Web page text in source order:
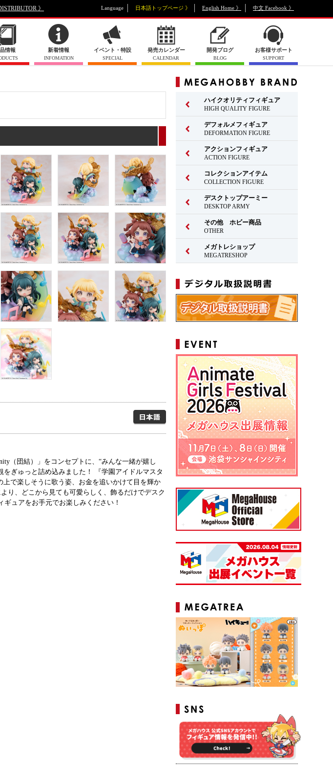
》 Language 日本語トップページ 》 English Home 》 中文 Facebook 》
情報 新着情報
INFOMATION
イベント・特設
SPECIAL
発売カレンダー
CALENDAR
開発ブログ
BLOG
お客様サポート
SUPPORT
日本語
（団結）」をコンセプトに、“みんな一緒が嬉し
ぎゅっと詰め込みました！ 『学園アイドルマスタ
で楽しそうに歌う姿、お金を追いかけて目を輝か
り、どこから見ても可愛らしく、飾るだけでデスク
ュアをお手元でお楽しみください！
ハイクオリティフィギュア
HIGH QUALITY FIGURE
デフォルメフィギュア
DEFORMATION FIGURE
アクションフィギュア
ACTION FIGURE
コレクションアイテム
COLLECTION FIGURE
デスクトップアーミー
DESKTOP ARMY
その他 ホビー商品
OTHER
メガトレショップ
MEGATRESHOP